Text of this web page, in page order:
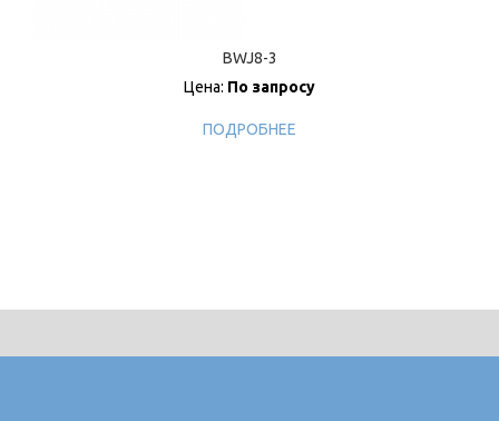
BWJ8-3
Цена: По запросу
ПОДРОБНЕЕ